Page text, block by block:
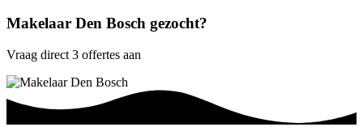
Makelaar Den Bosch gezocht?
Vraag direct 3 offertes aan